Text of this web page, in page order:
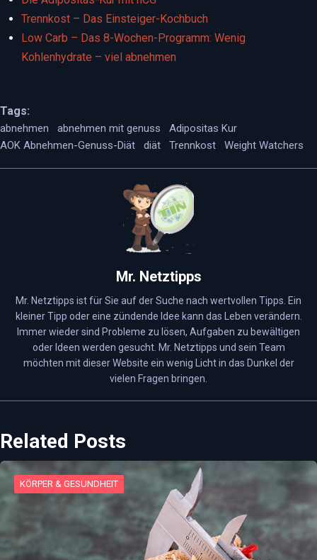
Trennkost – Das Einsteiger-Kochbuch
Low Carb – Das 8-Wochen-Programm: Wenig
Kohlenhydrate – viel abnehmen
Tags:
abnehmen abnehmen mit genuss
Adipositas Kur
AOK Abnehmen-Genuss-Diät
diät Trennkost Weight Watchers
Mr. Netztipps
Mr. Netztipps ist für Sie auf der Suche nach wertvollen Tipps. Ein
kleiner Tipp oder eine zündende Idee kann das Leben verändern.
Immer wieder sind Probleme zu lösen, Aufgaben zu bewältigen
oder Ideen werden gesucht. Mr. Netztipps und sein Team
möchten mit dieser Website ein wenig Licht in das Dunkel der
vielen Fragen bringen.
Related Posts
KÖRPER & GESUNDHEIT